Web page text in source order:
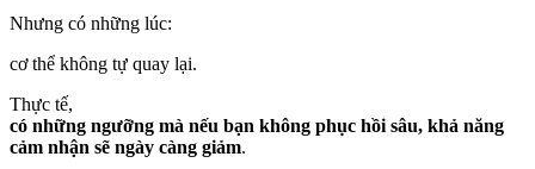
Nhưng có những lúc:
cơ thể không tự quay lại.
Thực tế,
có những ngưỡng mà nếu bạn không phục hồi sâu, khả năng
cảm nhận sẽ ngày càng giảm.